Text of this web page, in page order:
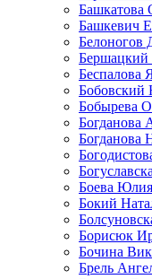
Башкатова
Башкевич
Белоногов
Бершацкий
Беспалова
Бобовский
Бобырева
Богданова
Богданова
Боева
Бокий
Борисюк
Бочина
Брель